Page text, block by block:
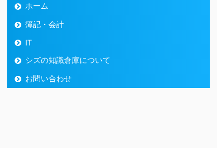
ホーム
簿記・会計
IT
シズの知識倉庫について
お問い合わせ